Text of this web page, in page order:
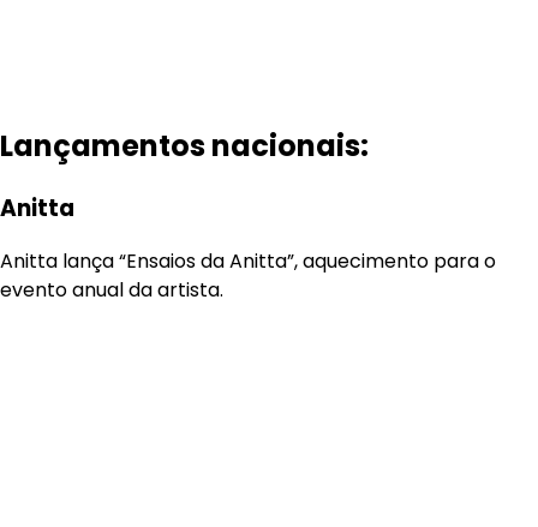
Lançamentos nacionais:
Anitta
Anitta lança “Ensaios da Anitta”, aquecimento para o
evento anual da artista.